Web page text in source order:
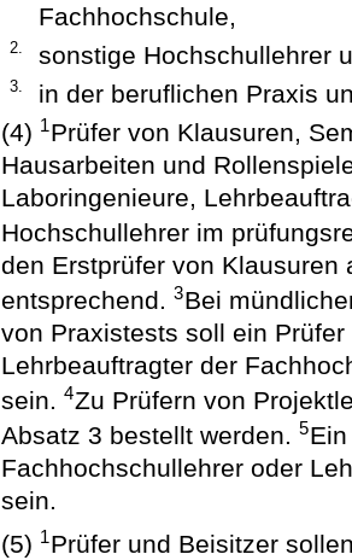
Fachhochschule,
2. sonstige Hochschullehrer
3.
in der beruflichen Praxis
(4) 1Prüfer von Klausuren,
Hausarbeiten und
Laboringenieure,
Hochschullehrer im
den Erstprüfer von
entsprechend.3Bei
von Praxistests soll ein
Lehrbeauftragter der
sein.4Zu Prüfern von
Absatz 3 bestellt werden.5
Fachhochschullehrer oder
sein.
(5) 1Prüfer und Beisitzer